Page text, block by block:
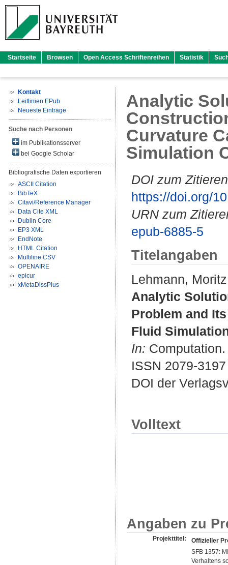
Startseite Browsen Open Access Schriftenreihen Statistik
Kontakt
Leitlinien EPub
Neueste Einträge
Suche nach Personen
im Publikationsserver
bei Google Scholar
Bibliografische Daten exportieren
ASCII Citation
BibTeX
Citavi/Reference Manager
Data Cite XML
Dublin Core
EP3 XML
EndNote
HTML Citation
Multiline CSV
OPENAIRE
epicur
xMetaDissPlus
Analytic
Curvature
Simulation
DOI zum
https://doi.org/
URN zum
epub-6885-5
Titelangaben
Lehmann, Moritz
Analytic
Problem and
Fluid
In:
ISSN 2079-3197
DOI der
Volltext
Angaben zu
Projekttitel:
Offizieller
SFB 1357:
Verhaltens